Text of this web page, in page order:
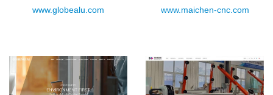
www.globealu.com www.maichen-cnc.com